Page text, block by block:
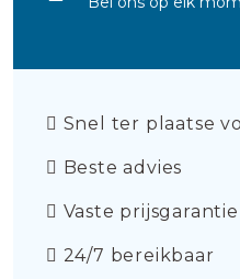
Snel ter plaatse
Beste advies
Vaste prijsgarantie
24/7 bereikbaar